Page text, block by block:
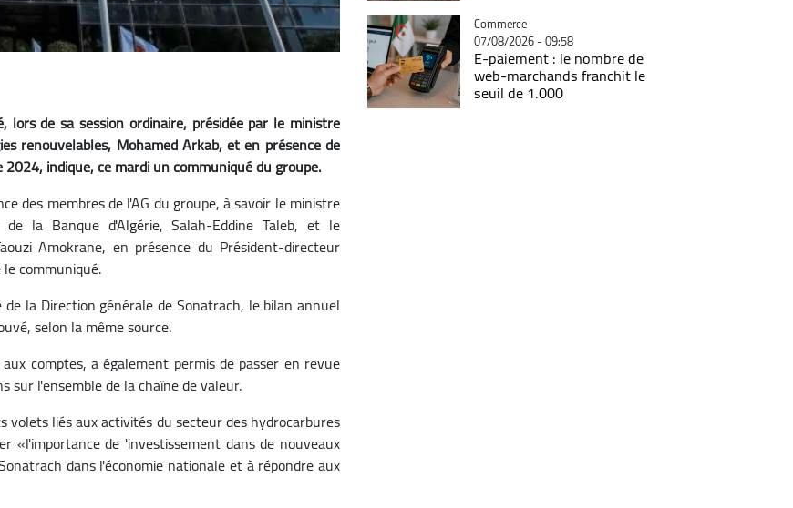
lors de sa session ordinaire, présidée par le ministre
renouvelables, Mohamed Arkab, et en présence de
indique, ce mardi un communiqué du groupe.
des membres de l'AG du groupe, à savoir le ministre
la Banque d'Algérie, Salah-Eddine Taleb, et le
Amokrane, en présence du Président-directeur
communiqué.
la Direction générale de Sonatrach, le bilan annuel
selon la même source.
comptes, a également permis de passer en revue
sur l'ensemble de la chaîne de valeur.
volets liés aux activités du secteur des hydrocarbures
«l'importance de 'investissement dans de nouveaux
dans l'économie nationale et à répondre aux
Catégorie
Commerce
07/08/2026 - 09:58
E-paiement : le nombre de
web-marchands franchit le
seuil de 1.000